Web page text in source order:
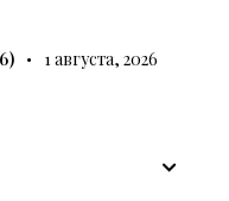
1 августа, 2026